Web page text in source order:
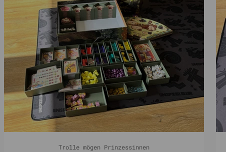
Trolle mögen Prinzessinnen